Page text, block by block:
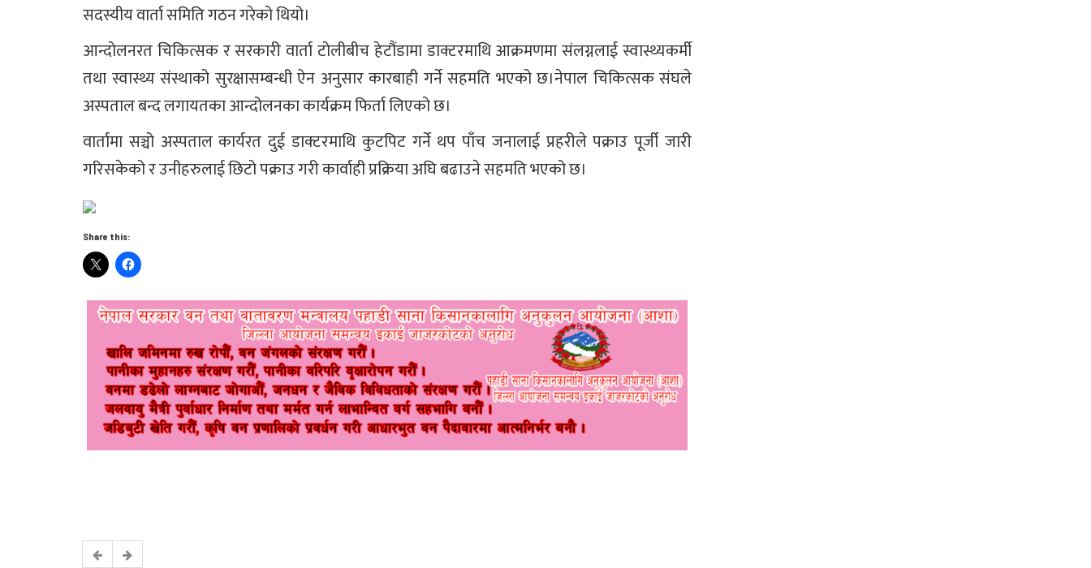
सदस्यीय वार्ता समिति गठन गरेको थियो।
आन्दोलनरत चिकित्सक र सरकारी वार्ता टोलीबीच हेटौंडामा डाक्टरमाथि आक्रमणमा संलग्नलाई स्वास्थ्यकर्मी
तथा स्वास्थ्य संस्थाको सुरक्षासम्बन्धी ऐन अनुसार कारबाही गर्ने सहमति भएको छ।नेपाल चिकित्सक संघले
अस्पताल बन्द लगायतका आन्दोलनका कार्यक्रम फिर्ता लिएको छ।
वार्तामा सञ्चो अस्पताल कार्यरत दुई डाक्टरमाथि कुटपिट गर्ने थप पाँच जनालाई प्रहरीले पक्राउ पूर्जी जारी
गरिसकेको र उनीहरुलाई छिटो पक्राउ गरी कार्वाही प्रक्रिया अघि बढाउने सहमति भएको छ।
Share this: